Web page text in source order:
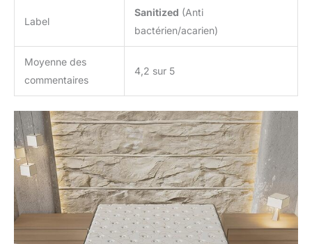
Label
Sanitized (Anti
bactérien/acarien)
Moyenne des
commentaires
4,2 sur 5